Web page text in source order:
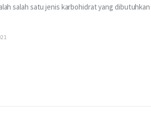
salah satu jenis karbohidrat yang